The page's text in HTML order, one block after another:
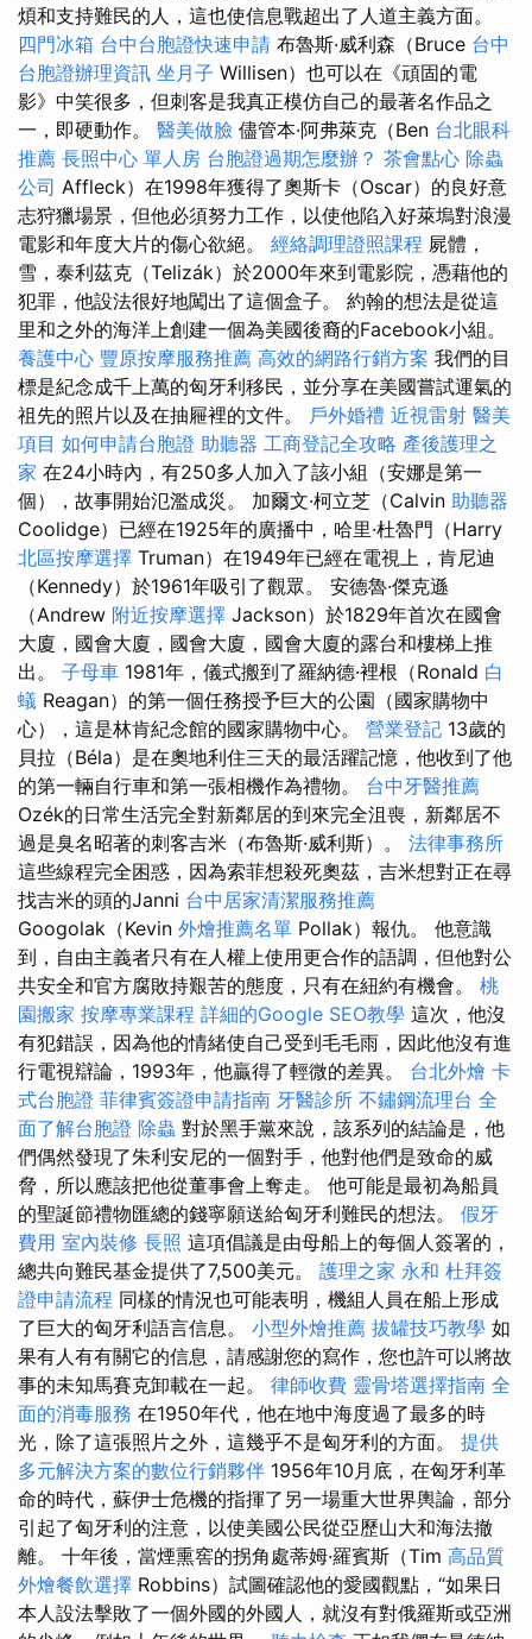
煩和支持難民的人，這也使信息戰超出了人道主義方面。
四門冰箱 台中台胞證快速申請 布魯斯·威利森（Bruce 台中
台胞證辦理資訊 坐月子 Willisen）也可以在《頑固的電
影》中笑很多，但刺客是我真正模仿自己的最著名作品之
一，即硬動作。 醫美做臉 儘管本·阿弗萊克（Ben 台北眼科
推薦 長照中心 單人房 台胞證過期怎麼辦？ 茶會點心 除蟲
公司 Affleck）在1998年獲得了奧斯卡（Oscar）的良好意
志狩獵場景，但他必須努力工作，以使他陷入好萊塢對浪漫
電影和年度大片的傷心欲絕。 經絡調理證照課程 屍體，
雪，泰利茲克（Telizák）於2000年來到電影院，憑藉他的
犯罪，他設法很好地闖出了這個盒子。 約翰的想法是從這
里和之外的海洋上創建一個為美國後裔的Facebook小組。
養護中心 豐原按摩服務推薦 高效的網路行銷方案 我們的目
標是紀念成千上萬的匈牙利移民，並分享在美國嘗試運氣的
祖先的照片以及在抽屜裡的文件。 戶外婚禮 近視雷射 醫美
項目 如何申請台胞證 助聽器 工商登記全攻略 產後護理之
家 在24小時內，有250多人加入了該小組（安娜是第一
個），故事開始氾濫成災。 加爾文·柯立芝（Calvin 助聽器
Coolidge）已經在1925年的廣播中，哈里·杜魯門（Harry
北區按摩選擇 Truman）在1949年已經在電視上，肯尼迪
（Kennedy）於1961年吸引了觀眾。 安德魯·傑克遜
（Andrew 附近按摩選擇 Jackson）於1829年首次在國會
大廈，國會大廈，國會大廈，國會大廈的露台和樓梯上推
出。 子母車 1981年，儀式搬到了羅納德·裡根（Ronald 白
蟻 Reagan）的第一個任務授予巨大的公園（國家購物中
心），這是林肯紀念館的國家購物中心。 營業登記 13歲的
貝拉（Béla）是在奧地利住三天的最活躍記憶，他收到了他
的第一輛自行車和第一張相機作為禮物。 台中牙醫推薦
Ozék的日常生活完全對新鄰居的到來完全沮喪，新鄰居不
過是臭名昭著的刺客吉米（布魯斯·威利斯）。 法律事務所
這些線程完全困惑，因為索菲想殺死奧茲，吉米想對正在尋
找吉米的頭的Janni 台中居家清潔服務推薦
Googolak（Kevin 外燴推薦名單 Pollak）報仇。 他意識
到，自由主義者只有在人權上使用更合作的語調，但他對公
共安全和官方腐敗持艱苦的態度，只有在紐約有機會。 桃
園搬家 按摩專業課程 詳細的Google SEO教學 這次，他沒
有犯錯誤，因為他的情緒使自己受到毛毛雨，因此他沒有進
行電視辯論，1993年，他贏得了輕微的差異。 台北外燴 卡
式台胞證 菲律賓簽證申請指南 牙醫診所 不鏽鋼流理台 全
面了解台胞證 除蟲 對於黑手黨來說，該系列的結論是，他
們偶然發現了朱利安尼的一個對手，他對他們是致命的威
脅，所以應該把他從董事會上奪走。 他可能是最初為船員
的聖誕節禮物匯總的錢寧願送給匈牙利難民的想法。 假牙
費用 室內裝修 長照 這項倡議是由母船上的每個人簽署的，
總共向難民基金提供了7,500美元。 護理之家 永和 杜拜簽
證申請流程 同樣的情況也可能表明，機組人員在船上形成
了巨大的匈牙利語言信息。 小型外燴推薦 拔罐技巧教學 如
果有人有有關它的信息，請感謝您的寫作，您也許可以將故
事的未知馬賽克卸載在一起。 律師收費 靈骨塔選擇指南 全
面的消毒服務 在1950年代，他在地中海度過了最多的時
光，除了這張照片之外，這幾乎不是匈牙利的方面。 提供
多元解決方案的數位行銷夥伴 1956年10月底，在匈牙利革
命的時代，蘇伊士危機的指揮了另一場重大世界輿論，部分
引起了匈牙利的注意，以使美國公民從亞歷山大和海法撤
離。 十年後，當煙熏窖的拐角處蒂姆·羅賓斯（Tim 高品質
外燴餐飲選擇 Robbins）試圖確認他的愛國觀點，“如果日
本人設法擊敗了一個外國的外國人，就沒有對俄羅斯或亞洲